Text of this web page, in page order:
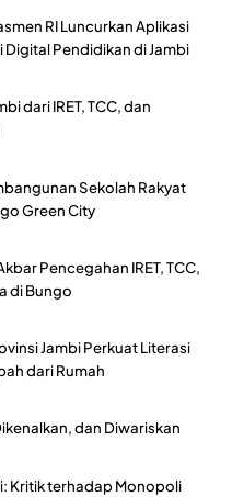
RI Luncurkan Aplikasi
Pendidikan di Jambi
dari IRET, TCC, dan
Sekolah Rakyat
Green City
Pencegahan IRET, TCC,
di Bungo
Jambi Perkuat Literasi
dari Rumah
dan Diwariskan
Kritik terhadap Monopoli